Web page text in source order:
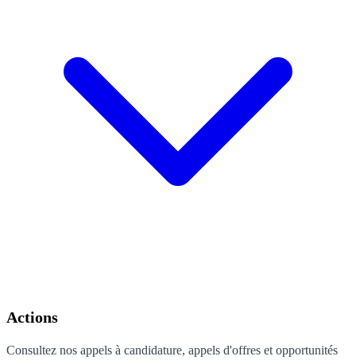
Actions
Consultez nos appels à candidature, appels d'offres et opportunités